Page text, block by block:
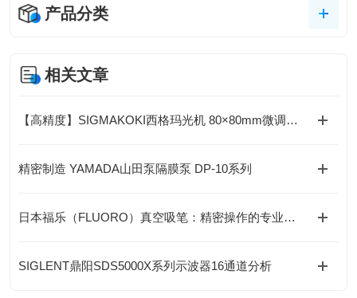
产品分类
相关文章
【高精度】SIGMAKOKI西格玛光机 80×80mm微调平台 0.25mm螺杆 六角扳手操作
精密制造 YAMADA山田泵隔膜泵 DP-10系列
日本福乐（FLUORO）真空吸笔：精密操作的专业之选-藤田科技提供
SIGLENT鼎阳SDS5000X系列示波器16通道分析